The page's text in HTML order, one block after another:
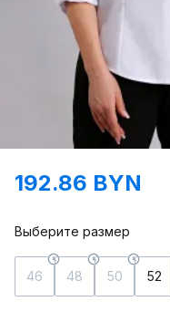
192.86 BYN
Выберите размер
46 48 50 52